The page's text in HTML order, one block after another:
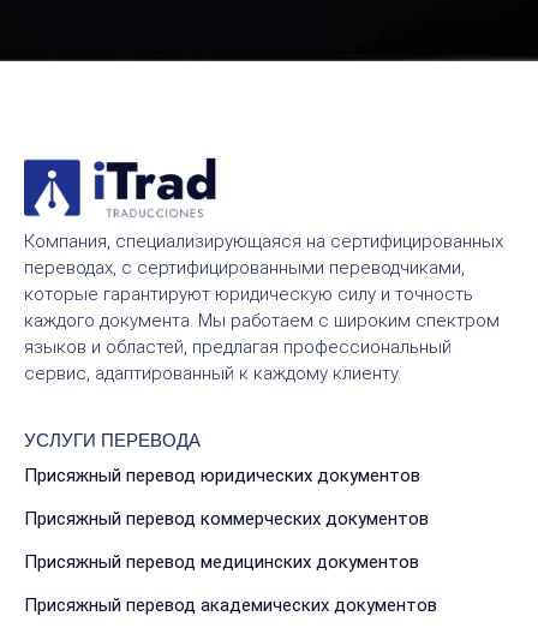
Компания, специализирующаяся на сертифицированных
переводах, с сертифицированными переводчиками,
которые гарантируют юридическую силу и точность
каждого документа. Мы работаем с широким спектром
языков и областей, предлагая профессиональный
сервис, адаптированный к каждому клиенту.
УСЛУГИ ПЕРЕВОДА
Присяжный перевод юридических документов
Присяжный перевод коммерческих документов
Присяжный перевод медицинских документов
Присяжный перевод академических документов